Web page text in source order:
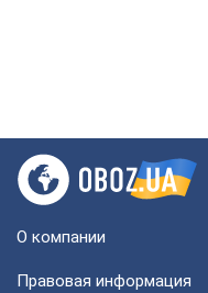
О компании
Правовая информация